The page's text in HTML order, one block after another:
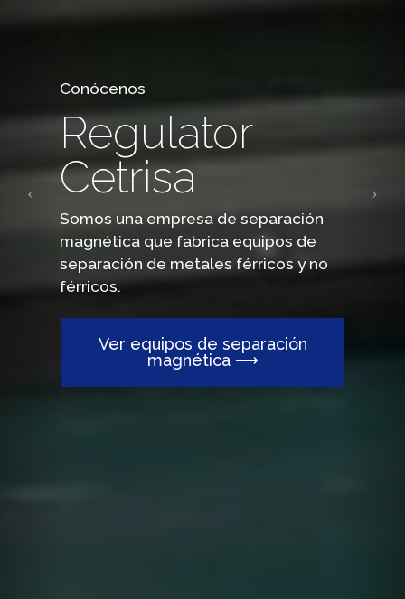
Conócenos
Regulator
Cetrisa
Somos una empresa de separación
magnética que fabrica equipos de
separación de metales férricos y no
férricos.
Ver equipos de separación
magnética